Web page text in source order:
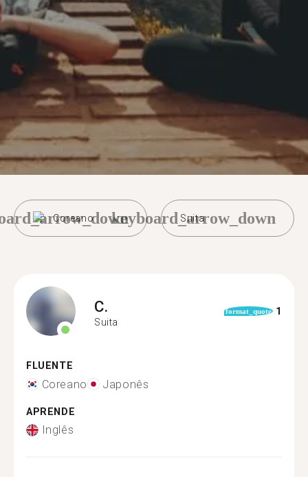
Coreano Suita
keyboard_arrow_down
C.
Suita
format_quote 1
FLUENTE
Coreano Japonês
APRENDE
Inglês